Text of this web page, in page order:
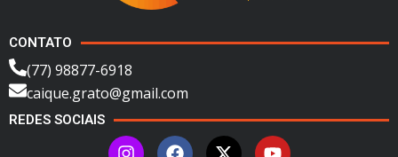
CONTATO
(77) 98877-6918
caique.grato@gmail.com
REDES SOCIAIS